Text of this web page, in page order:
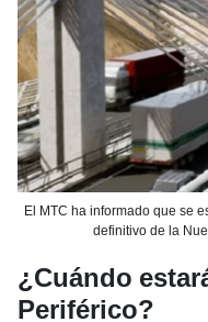
El MTC ha informado que se
definitivo de la
¿Cuándo
Periférico?